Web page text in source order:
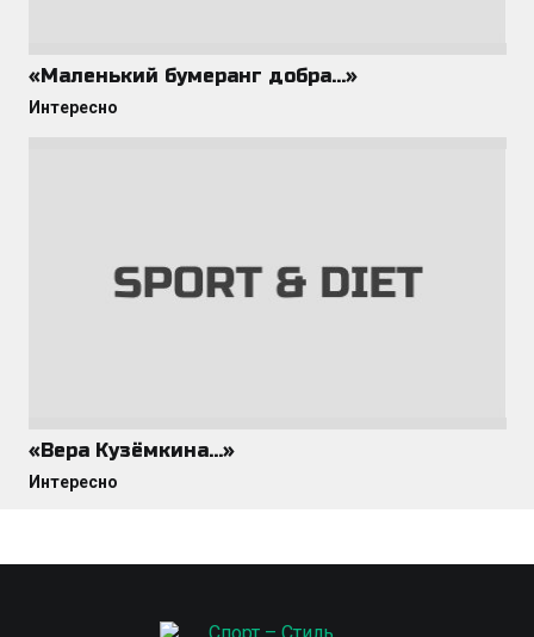
«Маленький бумеранг добра…»
Интересно
«Вера Кузёмкина…»
Интересно